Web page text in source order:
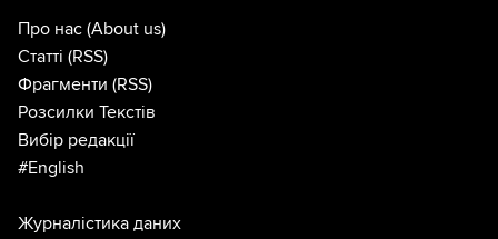
Про нас (About us)
Статті (RSS)
Фрагменти (RSS)
Розсилки Текстів
Вибір редакції
#English
Журналістика даних